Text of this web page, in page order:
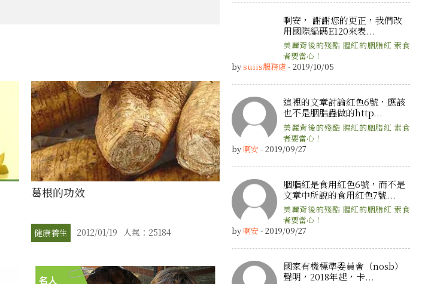
葛根的功效
健康養生 2012/01/19 人氣：25184
啊安， 謝謝您的更正，我們改
用國際編碼E120來表...
美麗背後的殘酷 腥紅的胭脂紅 素食
者要當心！
bysuiis服務處 - 2019/10/05
這裡的文章討論紅色6號，應該
也不是胭脂蟲做的http...
美麗背後的殘酷 腥紅的胭脂紅 素食
者要當心！
by 啊安 - 2019/09/27
胭脂紅是食用紅色6號，而不是
文章中所說的食用紅色7號...
美麗背後的殘酷 腥紅的胭脂紅 素食
者要當心！
by 啊安 - 2019/09/27
國家有機標準委員會（nosb）
聲明，2018年起，卡...